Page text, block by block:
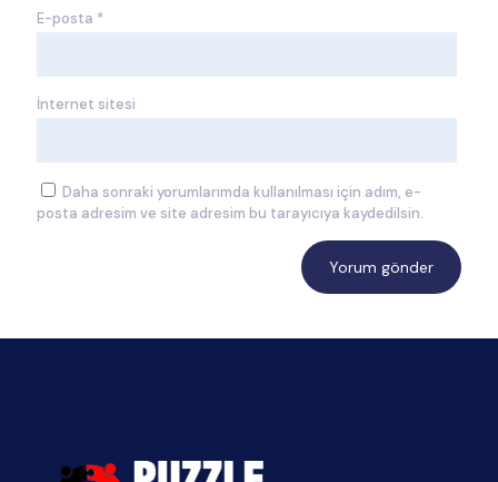
E-posta *
İnternet sitesi
Daha sonraki yorumlarımda kullanılması için adım, e-
posta adresim ve site adresim bu tarayıcıya kaydedilsin.